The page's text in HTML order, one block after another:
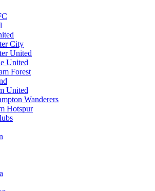
City
United
United
Forest
United
Wanderers
Hotspur